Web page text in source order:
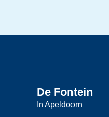
De Fontein
In Apeldoorn